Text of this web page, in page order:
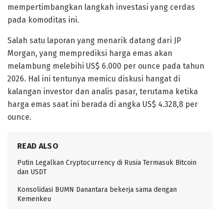
mempertimbangkan langkah investasi yang cerdas
pada komoditas ini.
Salah satu laporan yang menarik datang dari JP
Morgan, yang memprediksi harga emas akan
melambung melebihi US$ 6.000 per ounce pada tahun
2026. Hal ini tentunya memicu diskusi hangat di
kalangan investor dan analis pasar, terutama ketika
harga emas saat ini berada di angka US$ 4.328,8 per
ounce.
READ ALSO
Putin Legalkan Cryptocurrency di Rusia Termasuk Bitcoin
dan USDT
Konsolidasi BUMN Danantara bekerja sama dengan
Kemenkeu